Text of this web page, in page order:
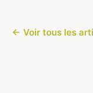
← Voir tous les